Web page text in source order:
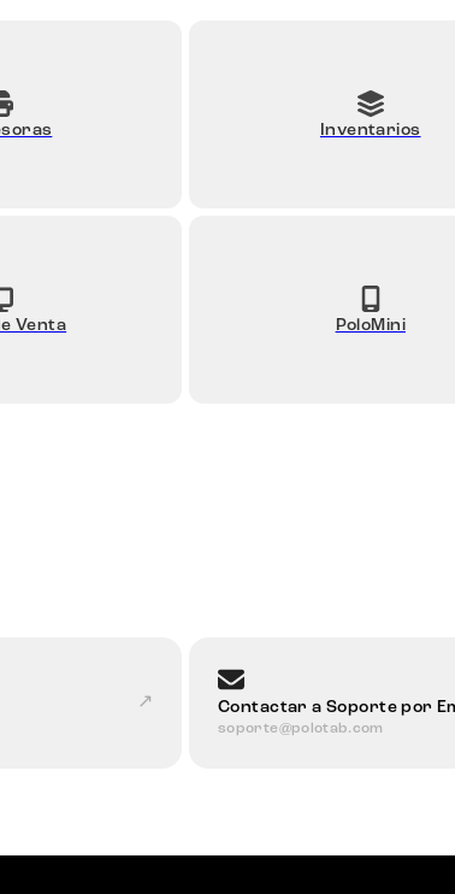
Inventarios
Venta PoloMini
↗ Contactar a Soporte por
soporte@polotab.com